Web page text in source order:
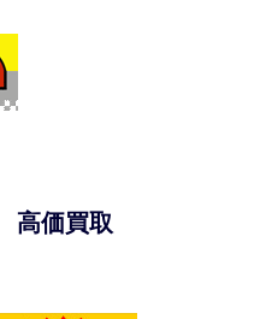
価買取